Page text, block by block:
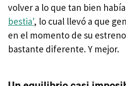
volver a lo que tan bien
bestia', lo cual llevó a que
en el momento de su
bastante diferente. Y mejor.